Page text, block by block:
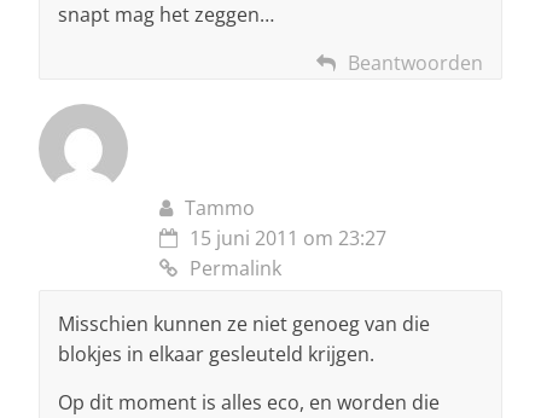
snapt mag het zeggen…
Beantwoorden
Tammo
15 juni 2011 om 23:27
Permalink
Misschien kunnen ze niet genoeg van die
blokjes in elkaar gesleuteld krijgen.
Op dit moment is alles eco, en worden die